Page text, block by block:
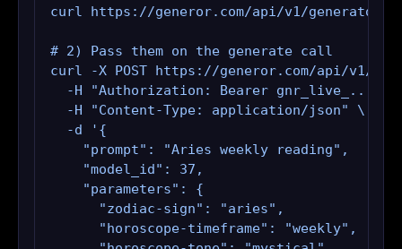
curl https://generor.com/api/v1/generators/
# 2) Pass them on the generate call
curl -X POST https://generor.com/api/v1/
  -H "Authorization: Bearer gnr_live_..." \
  -H "Content-Type: application/json" \
  -d '{
    "prompt": "Aries weekly reading",
    "model_id": 37,
    "parameters": {
      "zodiac-sign": "aries",
      "horoscope-timeframe": "weekly",